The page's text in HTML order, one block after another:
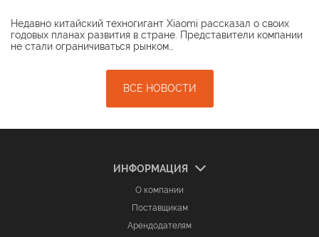
Недавно китайский техногигант Xiaomi рассказал о своих
годовых планах развития в стране. Представители компании
не стали ограничиваться рынком…
ВСЕ НОВОСТИ
ИНФОРМАЦИЯ
О компании
Поставщикам
Арендодателям